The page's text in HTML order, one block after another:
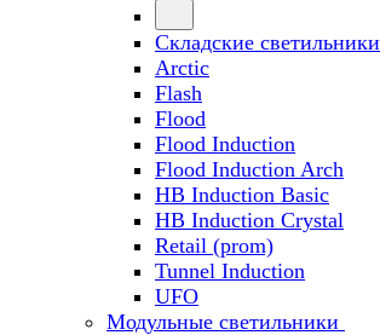
Складские светильники
Arctic
Flash
Flood
Flood Induction
Flood Induction Arch
HB Induction Basic
HB Induction Crystal
Retail (prom)
Tunnel Induction
UFO
Модульные светильники